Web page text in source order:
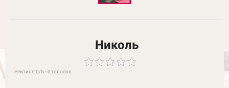
Николь
Рейтинг:0/5 -0 голосов